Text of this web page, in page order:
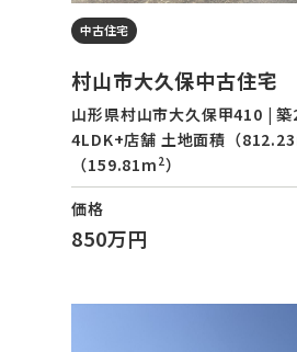
中古住宅
村山市大久保中古住宅
山形県村山市大久保甲410 | 築
4LDK+店舗 土地面積（
（159.81m 2）
価格
850万円